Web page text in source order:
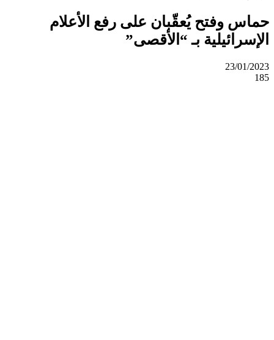
حماس وفتح يُعقّبان على رفع الأعلام
الإسرائيلية بـ “الأقصى”
23/01/2023
185